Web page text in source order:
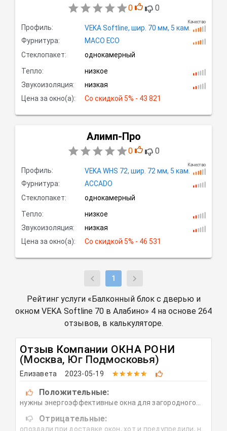
0 0
Качество
Профиль: VEKA Softline, шир. 70 мм, 5 кам.
Фурнитура:
MACO ECO
Стеклопакет:
однокамерный
Тепло:
низкое
Звукоизоляция:
низкая
Цена за окно(а):
Со скидкой 5% - 43 821
Алимп-Про
0 0
Качество
Профиль: VEKA WHS 72, шир. 72 мм, 5 кам.
Фурнитура:
ACCADO
Стеклопакет:
однокамерный
Тепло:
низкое
Звукоизоляция:
низкая
Цена за окно(а):
Со скидкой 5% - 46 531
1
Рейтинг услуги «Балконный блок с дверью и
окном VEKA Softline 70 в Алабино» 4 на основе 264
отзывов, в калькуляторе.
Отзыв Компании ОКНА РОНИ
(Москва, Юг Подмосковья)
Елизавета 2023-05-19
Положительные:
нужны энергоэффективные окна для загородного
задувов, продувов и т.д. окна ставить в Егорьевской
Отрицательные:
опоздали при доставке окон, хот и предупредили, но